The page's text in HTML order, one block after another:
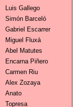
Luis Gallego
Simón Barceló
Gabriel Escarrer
Miguel Fluxá
Abel Matutes
Encarna Piñero
Carmen Riu
Alex Zozaya
Anato
Topresa